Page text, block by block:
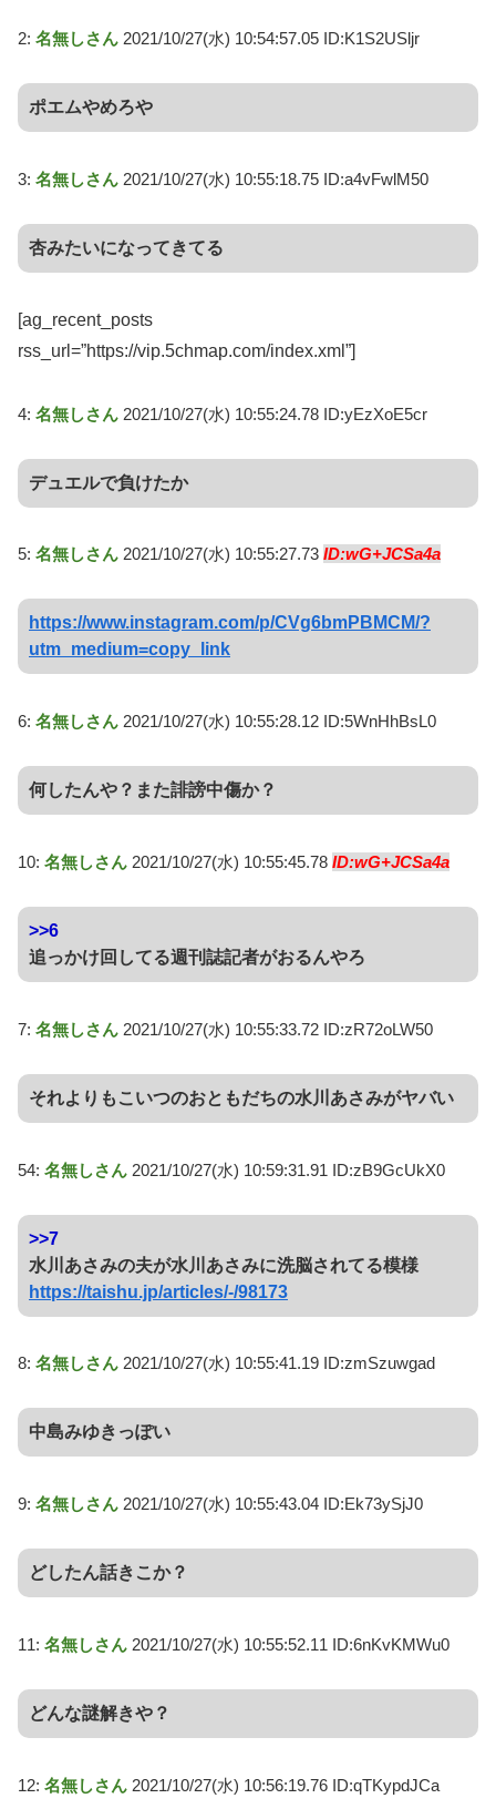
2: 名無しさん 2021/10/27(水) 10:54:57.05 ID:K1S2USljr
ポエムやめろや
3: 名無しさん 2021/10/27(水) 10:55:18.75 ID:a4vFwlM50
杏みたいになってきてる
[ag_recent_posts
rss_url=”https://vip.5chmap.com/index.xml”]
4: 名無しさん 2021/10/27(水) 10:55:24.78 ID:yEzXoE5cr
デュエルで負けたか
5: 名無しさん 2021/10/27(水) 10:55:27.73 ID:wG+JCSa4a
https://www.instagram.com/p/CVg6bmPBMCM/?
utm_medium=copy_link
6: 名無しさん 2021/10/27(水) 10:55:28.12 ID:5WnHhBsL0
何したんや？また誹謗中傷か？
10: 名無しさん 2021/10/27(水) 10:55:45.78 ID:wG+JCSa4a
>>6
追っかけ回してる週刊誌記者がおるんやろ
7: 名無しさん 2021/10/27(水) 10:55:33.72 ID:zR72oLW50
それよりもこいつのおともだちの水川あさみがヤバい
54: 名無しさん 2021/10/27(水) 10:59:31.91 ID:zB9GcUkX0
>>7
水川あさみの夫が水川あさみに洗脳されてる模様
https://taishu.jp/articles/-/98173
8: 名無しさん 2021/10/27(水) 10:55:41.19 ID:zmSzuwgad
中島みゆきっぽい
9: 名無しさん 2021/10/27(水) 10:55:43.04 ID:Ek73ySjJ0
どしたん話きこか？
11: 名無しさん 2021/10/27(水) 10:55:52.11 ID:6nKvKMWu0
どんな謎解きや？
12: 名無しさん 2021/10/27(水) 10:56:19.76 ID:qTKypdJCa